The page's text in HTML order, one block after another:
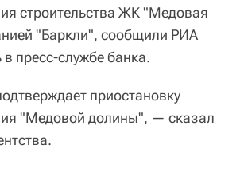
строительства ЖК "Медовая
"Баркли", сообщили РИА
пресс-службе банка.
приостановку
"Медовой долины", — сказал